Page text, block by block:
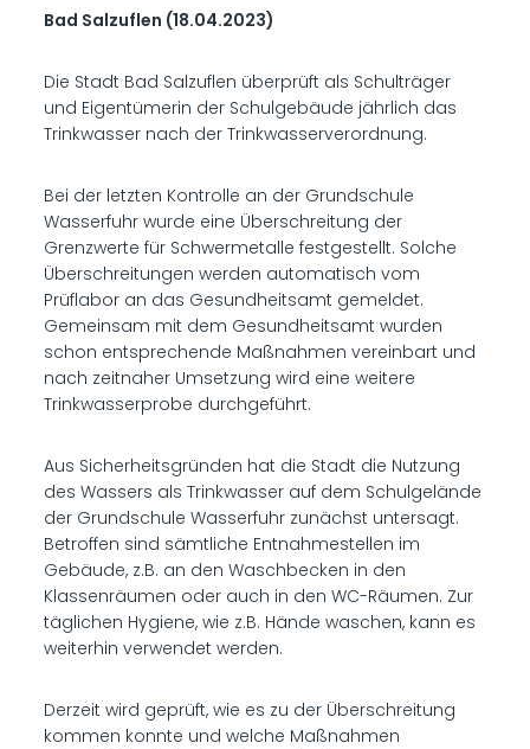
Bad Salzuflen (18.04.2023)
Die Stadt Bad Salzuflen überprüft als Schulträger
und Eigentümerin der Schulgebäude jährlich das
Trinkwasser nach der Trinkwasserverordnung.
Bei der letzten Kontrolle an der Grundschule
Wasserfuhr wurde eine Überschreitung der
Grenzwerte für Schwermetalle festgestellt. Solche
Überschreitungen werden automatisch vom
Prüflabor an das Gesundheitsamt gemeldet.
Gemeinsam mit dem Gesundheitsamt wurden
schon entsprechende Maßnahmen vereinbart und
nach zeitnaher Umsetzung wird eine weitere
Trinkwasserprobe durchgeführt.
Aus Sicherheitsgründen hat die Stadt die Nutzung
des Wassers als Trinkwasser auf dem Schulgelände
der Grundschule Wasserfuhr zunächst untersagt.
Betroffen sind sämtliche Entnahmestellen im
Gebäude, z.B. an den Waschbecken in den
Klassenräumen oder auch in den WC-Räumen. Zur
täglichen Hygiene, wie z.B. Hände waschen, kann es
weiterhin verwendet werden.
Derzeit wird geprüft, wie es zu der Überschreitung
kommen konnte und welche Maßnahmen